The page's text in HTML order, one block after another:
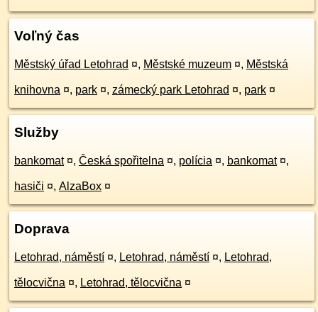
Voľný čas
Městský úřad Letohrad ¤, Městské muzeum ¤, Městská
knihovna ¤, park ¤, zámecký park Letohrad ¤, park ¤
Služby
bankomat ¤, Česká spořitelna ¤, polícia ¤, bankomat ¤,
hasiči ¤, AlzaBox ¤
Doprava
Letohrad, náměstí ¤, Letohrad, náměstí ¤, Letohrad,
tělocvična ¤, Letohrad, tělocvična ¤